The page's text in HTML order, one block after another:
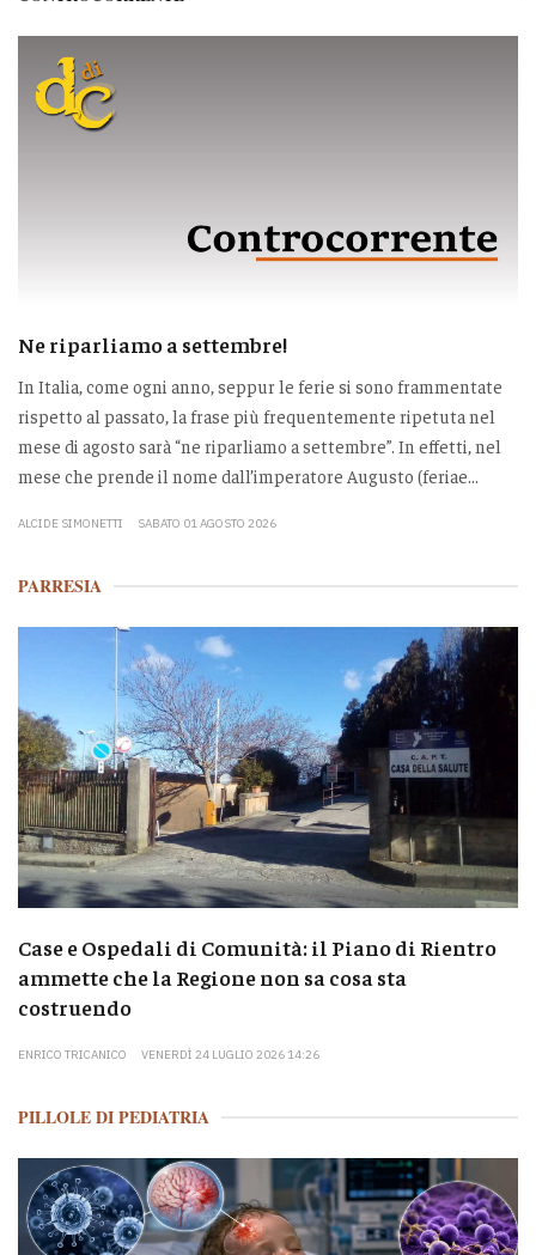
Ne riparliamo a settembre!
In Italia, come ogni anno, seppur le ferie si sono frammentate
rispetto al passato, la frase più frequentemente ripetuta nel
mese di agosto sarà “ne riparliamo a settembre”. In effetti, nel
mese che prende il nome dall’imperatore Augusto (feriae...
ALCIDE SIMONETTI SABATO 01 AGOSTO 2026
PARRESIA
Case e Ospedali di Comunità: il Piano di Rientro
ammette che la Regione non sa cosa sta
costruendo
ENRICO TRICANICO VENERDÌ 24 LUGLIO 2026 14:26
PILLOLE DI PEDIATRIA